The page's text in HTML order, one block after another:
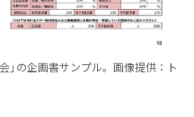
」の企画書サンプル。画像提供：ト